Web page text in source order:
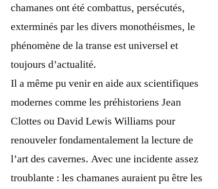
chamanes ont été combattus, persécutés,
exterminés par les divers monothéismes, le
phénomène de la transe est universel et
toujours d’actualité.
Il a même pu venir en aide aux scientifiques
modernes comme les préhistoriens Jean
Clottes ou David Lewis Williams pour
renouveler fondamentalement la lecture de
l’art des cavernes. Avec une incidente assez
troublante : les chamanes auraient pu être les